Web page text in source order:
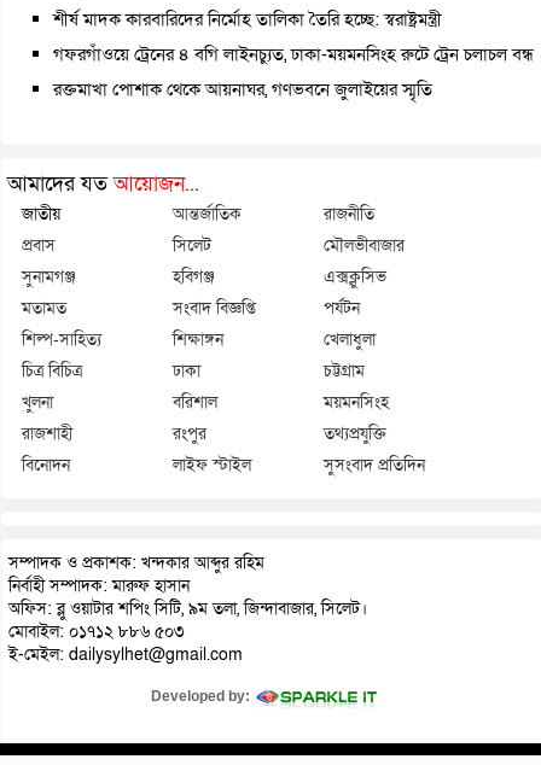
শীর্ষ মাদক কারবারিদের নির্মোহ তালিকা তৈরি হচ্ছে: স্বরাষ্ট্রমন্ত্রী
গফরগাঁওয়ে ট্রেনের ৪ বগি লাইনচ্যুত, ঢাকা-ময়মনসিংহ রুটে ট্রেন চলাচল বন্ধ
রক্তমাখা পোশাক থেকে আয়নাঘর, গণভবনে জুলাইয়ের স্মৃতি
আমাদের যতআয়োজন...
জাতীয় আন্তর্জাতিক
রাজনীতি
প্রবাস
সিলেট
মৌলভীবাজার
সুনামগঞ্জ
হবিগঞ্জ
এক্সক্লুসিভ
মতামত
সংবাদ বিজ্ঞপ্তি
পর্যটন
শিল্প-সাহিত্য
শিক্ষাঙ্গন
খেলাধুলা
চিত্র বিচিত্র
ঢাকা
চট্টগ্রাম
খুলনা
বরিশাল
ময়মনসিংহ
রাজশাহী
রংপুর
তথ্যপ্রযুক্তি
বিনোদন
লাইফ স্টাইল সুসংবাদ প্রতিদিন
সম্পাদক ও প্রকাশক: খন্দকার আব্দুর রহিম
নির্বাহী সম্পাদক: মারুফ হাসান
অফিস: ব্লু ওয়াটার শপিং সিটি, ৯ম তলা, জিন্দাবাজার, সিলেট।
মোবাইল: ০১৭১২ ৮৮৬ ৫০৩
ই-মেইল: dailysylhet@gmail.com
Developed by: